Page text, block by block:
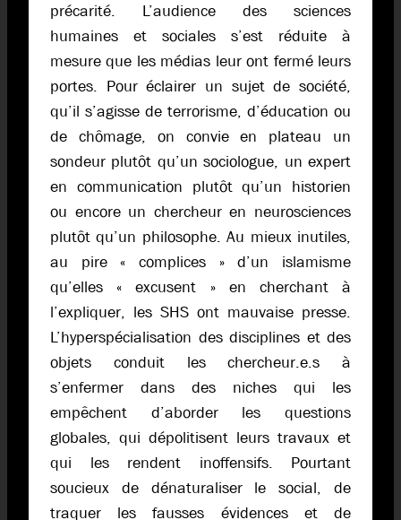
précarité. L’audience des sciences
humaines et sociales s’est réduite à
mesure que les médias leur ont fermé leurs
portes. Pour éclairer un sujet de société,
qu’il s’agisse de terrorisme, d’éducation ou
de chômage, on convie en plateau un
sondeur plutôt qu’un sociologue, un expert
en communication plutôt qu’un historien
ou encore un chercheur en neurosciences
plutôt qu’un philosophe. Au mieux inutiles,
au pire « complices » d’un islamisme
qu’elles « excusent » en cherchant à
l’expliquer, les SHS ont mauvaise presse.
L’hyperspécialisation des disciplines et des
objets conduit les chercheur.e.s à
s’enfermer dans des niches qui les
empêchent d’aborder les questions
globales, qui dépolitisent leurs travaux et
qui les rendent inoffensifs. Pourtant
soucieux de dénaturaliser le social, de
traquer les fausses évidences et de